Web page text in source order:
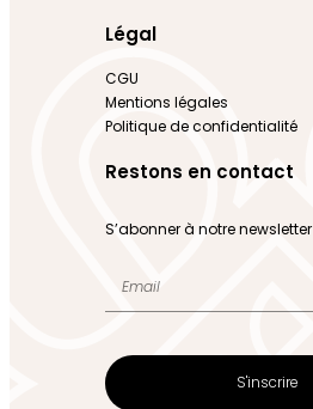
Légal
CGU
Mentions légales
Politique de confidentialité
Restons en contact
S’abonner à notre newsletter
S'inscrire